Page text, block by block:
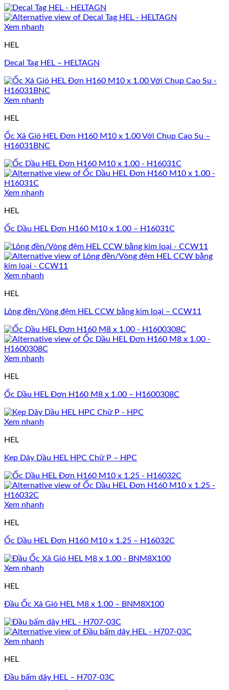
Xem nhanh
HEL
Decal Tag HEL – HELTAGN
Xem nhanh
HEL
Ốc Xả Gió HEL Đơn H160 M10 x 1.00 Với Chụp Cao Su –
H16031BNC
Xem nhanh
HEL
Ốc Dầu HEL Đơn H160 M10 x 1.00 – H16031C
Xem nhanh
HEL
Lông đền/Vòng đệm HEL CCW bằng kim loại – CCW11
Xem nhanh
HEL
Ốc Dầu HEL Đơn H160 M8 x 1.00 – H1600308C
Xem nhanh
HEL
Kẹp Dây Dầu HEL HPC Chữ P – HPC
Xem nhanh
HEL
Ốc Dầu HEL Đơn H160 M10 x 1.25 – H16032C
Xem nhanh
HEL
Đầu Ốc Xả Gió HEL M8 x 1.00 – BNM8X100
Xem nhanh
HEL
Đầu bấm dây HEL – H707-03C